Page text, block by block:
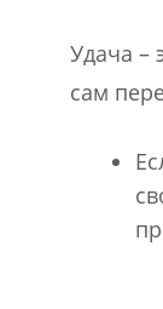
Удача –
сам